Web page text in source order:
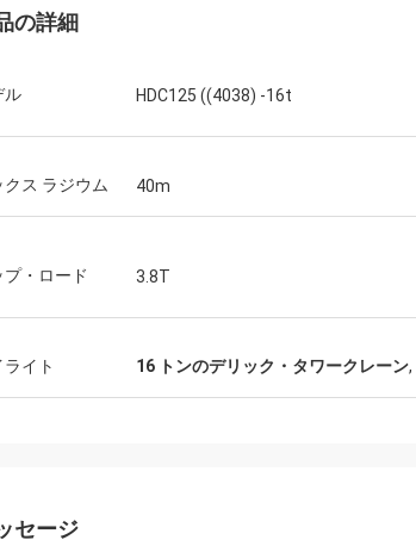
の詳細
ル HDC125 ((4038) -16t
クス ラジウム 40m
プ・ロード 3.8T
イト 16 トンのデリック・タワークレーン,
セージ